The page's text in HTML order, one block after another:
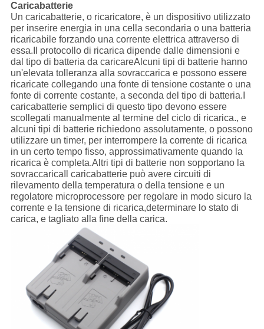
Caricabatterie
Un caricabatterie, o ricaricatore, è un dispositivo utilizzato
per inserire energia in una cella secondaria o una batteria
ricaricabile forzando una corrente elettrica attraverso di
essa.Il protocollo di ricarica dipende dalle dimensioni e
dal tipo di batteria da caricareAlcuni tipi di batterie hanno
un'elevata tolleranza alla sovraccarica e possono essere
ricaricate collegando una fonte di tensione costante o una
fonte di corrente costante, a seconda del tipo di batteria.I
caricabatterie semplici di questo tipo devono essere
scollegati manualmente al termine del ciclo di ricarica., e
alcuni tipi di batterie richiedono assolutamente, o possono
utilizzare un timer, per interrompere la corrente di ricarica
in un certo tempo fisso, approssimativamente quando la
ricarica è completa.Altri tipi di batterie non sopportano la
sovraccaricaIl caricabatterie può avere circuiti di
rilevamento della temperatura o della tensione e un
regolatore microprocessore per regolare in modo sicuro la
corrente e la tensione di ricarica,determinare lo stato di
carica, e tagliato alla fine della carica.